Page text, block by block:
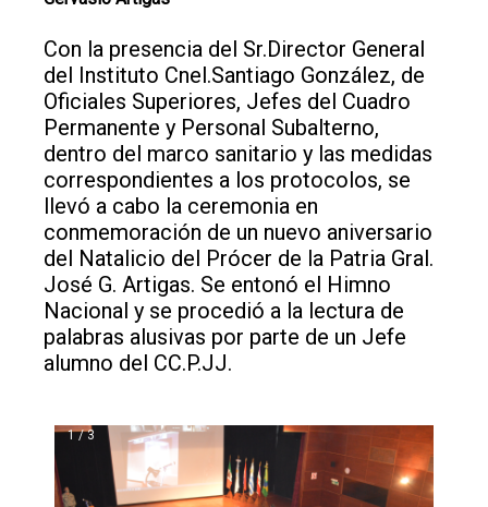
Con la presencia del Sr.Director General
del Instituto Cnel.Santiago González, de
Oficiales Superiores, Jefes del Cuadro
Permanente y Personal Subalterno,
dentro del marco sanitario y las medidas
correspondientes a los protocolos, se
llevó a cabo la ceremonia en
conmemoración de un nuevo aniversario
del Natalicio del Prócer de la Patria Gral.
José G. Artigas. Se entonó el Himno
Nacional y se procedió a la lectura de
palabras alusivas por parte de un Jefe
alumno del CC.P.JJ.
1 / 3